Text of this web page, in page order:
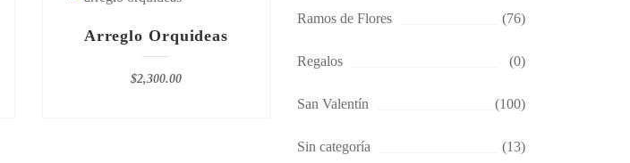
Arreglo Orquideas
$2,300.00
Ramos de Flores (76)
Regalos (0)
San Valentín (100)
Sin categoría (13)